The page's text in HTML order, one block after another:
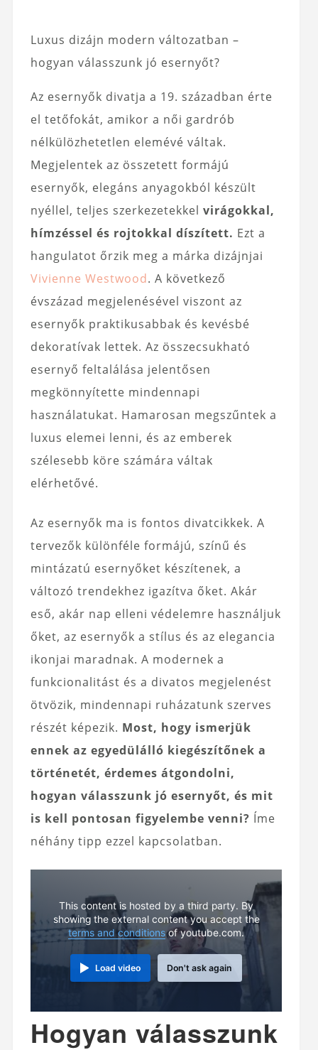
Luxus dizájn modern változatban –
hogyan válasszunk jó esernyőt?
Az esernyők divatja a 19. században érte
el tetőfokát, amikor a női gardrób
nélkülözhetetlen elemévé váltak.
Megjelentek az összetett formájú
esernyők, elegáns anyagokból készült
nyéllel, teljes szerkezetekkel virágokkal,
hímzéssel és rojtokkal díszített. Ezt a
hangulatot őrzik meg a márka dizájnjai
Vivienne Westwood. A következő
évszázad megjelenésével viszont az
esernyők praktikusabbak és kevésbé
dekoratívak lettek. Az összecsukható
esernyő feltalálása jelentősen
megkönnyítette mindennapi
használatukat. Hamarosan megszűntek a
luxus elemei lenni, és az emberek
szélesebb köre számára váltak
elérhetővé.
Az esernyők ma is fontos divatcikkek. A
tervezők különféle formájú, színű és
mintázatú esernyőket készítenek, a
változó trendekhez igazítva őket. Akár
eső, akár nap elleni védelemre használjuk
őket, az esernyők a stílus és az elegancia
ikonjai maradnak. A modernek a
funkcionalitást és a divatos megjelenést
ötvözik, mindennapi ruházatunk szerves
részét képezik. Most, hogy ismerjük
ennek az egyedülálló kiegészítőnek a
történetét, érdemes átgondolni,
hogyan válasszunk jó esernyőt, és mit
is kell pontosan figyelembe venni? Íme
néhány tipp ezzel kapcsolatban.
This content is hosted by a third party. By
showing the external content you accept the
terms and conditionsof youtube.com.
Load video Don't ask again
Hogyan válasszunk